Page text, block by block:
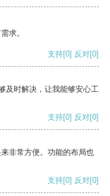
求。
支持[0] 反对[0]
及时解决，让我能够安心工
支持[0] 反对[0]
非常方便。功能的布局也
支持[0] 反对[0]